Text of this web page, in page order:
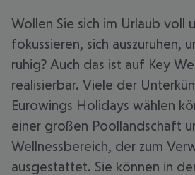
Wollen Sie sich im Urlaub voll
fokussieren, sich auszuruhen,
ruhig? Auch das ist auf Key
realisierbar. Viele der
Eurowings Holidays wählen
einer großen Poollandschaft
Wellnessbereich, der zum
ausgestattet. Sie können in